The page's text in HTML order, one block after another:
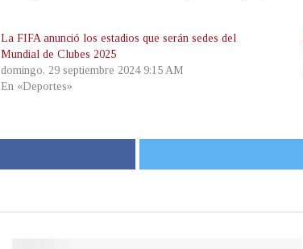
La FIFA anunció los estadios que serán sedes del
Mundial de Clubes 2025
domingo, 29 septiembre 2024 9:15 AM
En «Deportes»